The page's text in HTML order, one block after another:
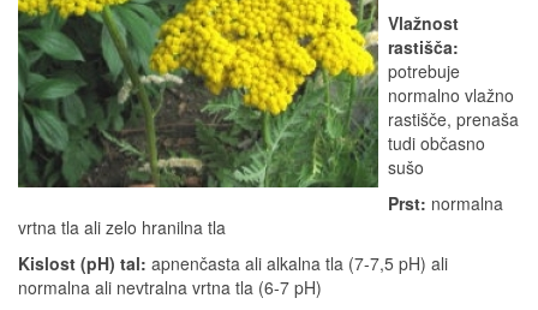
Vlažnost
rastišča:
potrebuje
normalno vlažno
rastišče, prenaša
tudi občasno
sušo
Prst: normalna
vrtna tla ali zelo hranilna tla
Kislost (pH) tal: apnenčasta ali alkalna tla (7-7,5 pH) ali
normalna ali nevtralna vrtna tla (6-7 pH)